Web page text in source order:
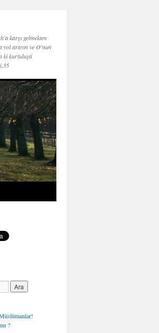
karşı gelmekten
yol arayın ve O'nun
ki kurtuluşa
?